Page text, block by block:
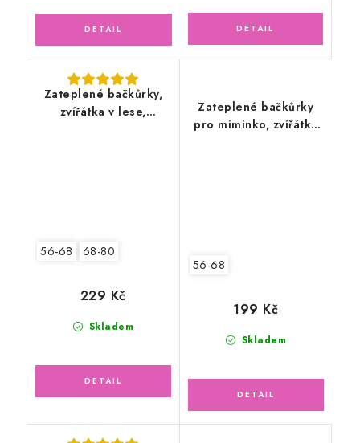
Zateplené bačkůrky,
zvířátka v lese,
56-68 68-80
Skladem
229 Kč
Zateplené bačkůrky
pro miminko, zvířátka
56-68
Skladem
199 Kč